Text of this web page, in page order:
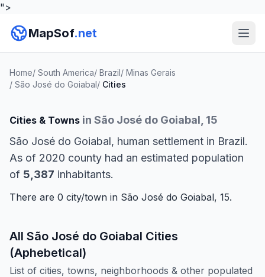
">
MapSof.net
Home/ South America/ Brazil/ Minas Gerais
/ São José do Goiabal/ Cities
Cities & Towns in São José do Goiabal, 15
São José do Goiabal, human settlement in Brazil.
As of 2020 county had an estimated population
of 5,387 inhabitants.
There are 0 city/town in São José do Goiabal, 15.
All São José do Goiabal Cities
(Aphebetical)
List of cities, towns, neighborhoods & other populated